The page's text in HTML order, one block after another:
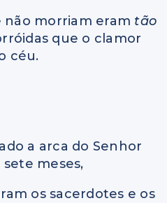
não morriam eram tão
que o clamor
céu.
a arca do Senhor
meses,
os sacerdotes e os